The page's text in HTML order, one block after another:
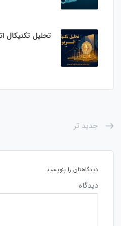
تحلیل تکنیکال
جدید تر
دیدگاهتان را بنویسید
دیدگاه